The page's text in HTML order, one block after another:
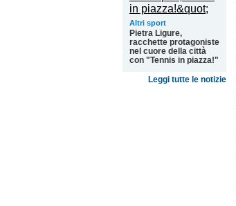
Altri sport
Pietra Ligure,
racchette protagoniste
nel cuore della città
con "Tennis in piazza!"
Leggi tutte le notizie